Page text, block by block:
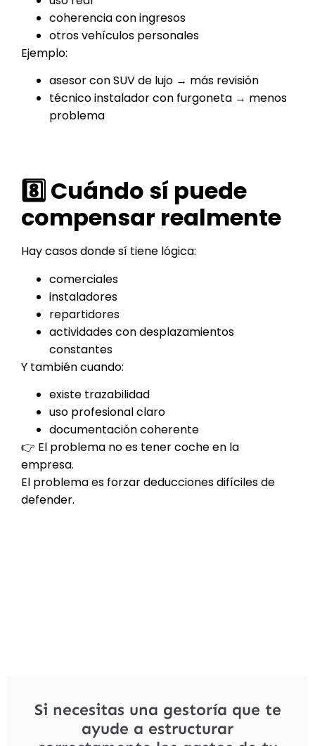
coherencia con ingresos
otros vehículos personales
Ejemplo:
asesor con SUV de lujo → más revisión
técnico instalador con furgoneta → menos
problema
8️⃣ Cuándo sí puede
compensar realmente
Hay casos donde sí tiene lógica:
comerciales
instaladores
repartidores
actividades con desplazamientos
constantes
Y también cuando:
existe trazabilidad
uso profesional claro
documentación coherente
👉 El problema no es tener coche en la
empresa.
El problema es forzar deducciones difíciles de
defender.
Si necesitas una gestoría que te
ayude a estructurar